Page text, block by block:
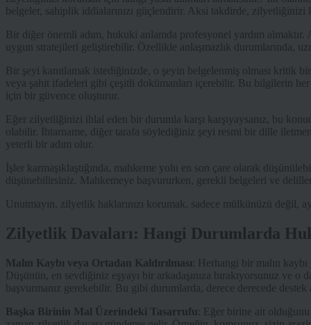
belgeler, sahiplik iddialarınızı güçlendirir. Aksi takdirde, zilyetliğinizi
Bir diğer önemli adım, hukuki anlamda profesyonel yardım
uygun stratejileri geliştirebilir. Özellikle anlaşmazlık durumlarında,
Bir şeyi kanıtlamak istediğinizde, o şeyin belgelenmiş olması kritik
veya şahit ifadeleri gibi çeşitli dokümanları içerebilir. Bu bilgilerin
için bir güvence oluşturur.
Eğer zilyetliğinizi ihlal eden bir durumla karşı karşıyaysanız, bu
olabilir. İhtarname, diğer tarafa söylediğiniz şeyi resmi bir dille
yeterli bir adım olur.
İşler karmaşıklaştığında, mahkeme yolu en son çare olarak
düşünebilirsiniz. Mahkemeye başvururken, gerekli belgeleri ve
Unutmayın, zilyetlik haklarınızı korumak, sadece mülkünüzü değil,
Zilyetlik Davaları: Hangi Durumlarda
Malın Kaybı veya Ortadan Kaldırılması : Herhangi bir malın
Düşünün, en sevdiğiniz eşyayı bir arkadaşınıza bırakıyorsunuz ve
başvurmanız gerekebilir. Bu gibi durumlarda, derece derecede
Başka Birinin Mal Üzerindeki Tasarrufu
: Eğer birine ait